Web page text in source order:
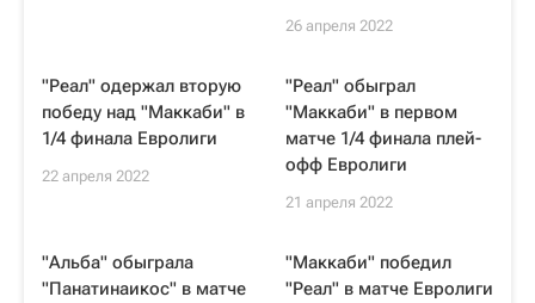
26 апреля 2022
"Реал" одержал вторую
победу над "Маккаби" в
1/4 финала Евролиги
22 апреля 2022
"Реал" обыграл
"Маккаби" в первом
матче 1/4 финала плей-
офф Евролиги
21 апреля 2022
"Альба" обыграла
"Панатинаикос" в матче
"Маккаби" победил
"Реал" в матче Евролиги